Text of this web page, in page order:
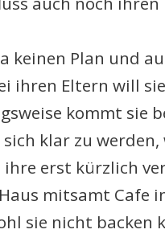
keinen Plan und
ihren Eltern will
kommt sie
klar zu
ihre erst kürzlich
mitsamt Cafe
sie nicht backen